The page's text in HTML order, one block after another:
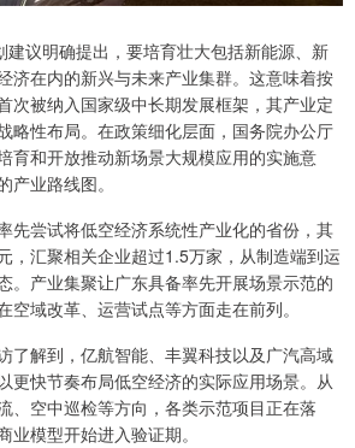
建议明确提出，要培育壮大包括新能源、新
济在内的新兴与未来产业集群。这意味着按
次被纳入国家级中长期发展框架，其产业定
略性布局。在政策细化层面，国务院办公厅
育和开放推动新场景大规模应用的实施意
产业路线图。
先尝试将低空经济系统性产业化的省份，其
，汇聚相关企业超过1.5万家，从制造端到运
。产业集聚让广东具备率先开展场景示范的
空域改革、运营试点等方面走在前列。
了解到，亿航智能、丰翼科技以及广汽高域
更快节奏布局低空经济的实际应用场景。从
、空中巡检等方向，各类示范项目正在落
模型开始进入验证期。